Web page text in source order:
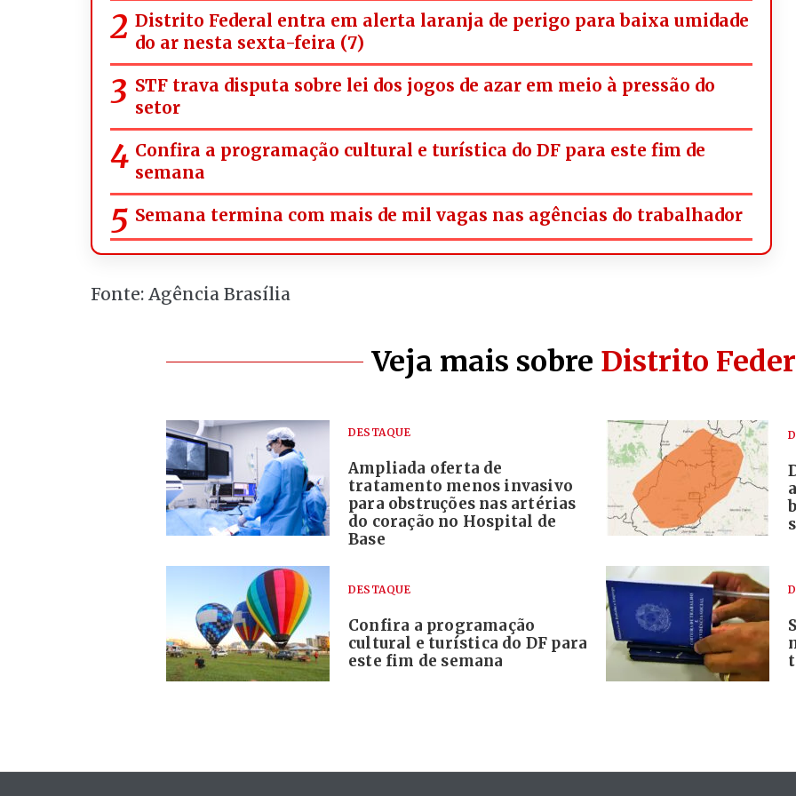
Distrito Federal entra em alerta laranja de perigo para baixa umidade
do ar nesta sexta-feira (7)
STF trava disputa sobre lei dos jogos de azar em meio à pressão do
setor
Confira a programação cultural e turística do DF para este fim de
semana
Semana termina com mais de mil vagas nas agências do trabalhador
Fonte: Agência Brasília
Veja mais sobre Distrito
DESTAQUE
Ampliada oferta de
tratamento menos invasivo
para obstruções nas artérias
do coração no Hospital de
Base
DESTAQUE
Confira a programação
cultural e turística do DF para
este fim de semana